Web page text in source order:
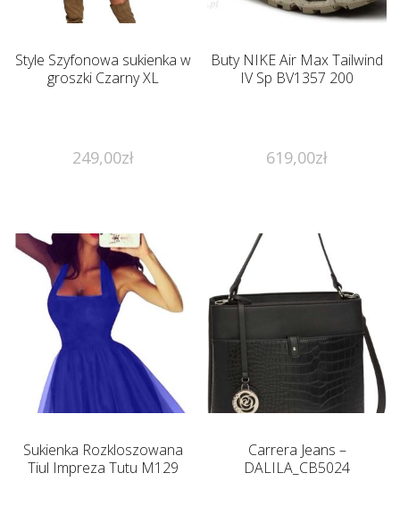
Style Szyfonowa sukienka w
groszki Czarny XL
249,00zł
Buty NIKE Air Max Tailwind
IV Sp BV1357 200
619,00zł
Sukienka Rozkloszowana
Tiul Impreza Tutu M129
Carrera Jeans –
DALILA_CB5024